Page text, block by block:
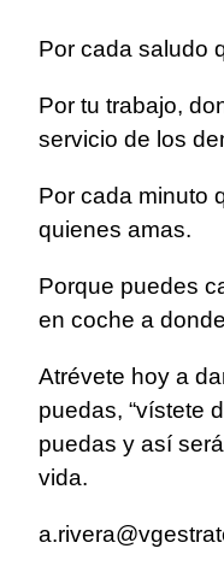
Por cada saludo
Por tu trabajo,
servicio de los
Por cada minuto
quienes amas.
Porque puedes
en coche a
Atrévete hoy a
puedas, “vístete
puedas y así
vida.